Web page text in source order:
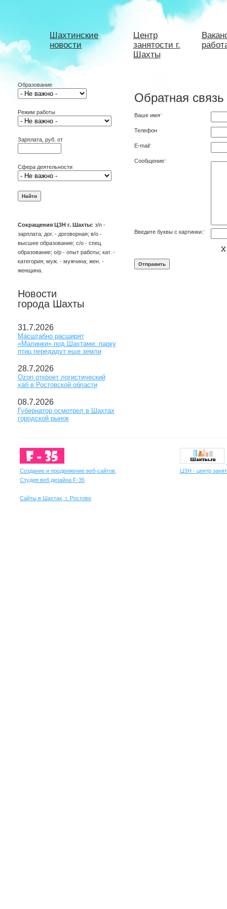
Шахтинские
новости
Центр
занятости г.
Шахты
Образование
Режим работы
Зарплата, руб. от
Сфера деятельности
Сокращения ЦЗН г. Шахты: з/п -
зарплата; дог. - договорная; в/о -
высшее образование; с/о - спец.
образование; о/р - опыт работы; кат. -
категория; муж. - мужчина; жен. -
женщина.
Новости
города Шахты
31.7.2026
Масштабно расширят
«Малинки» под Шахтами: парку
птиц передадут еще земли
28.7.2026
Ozon откроет логистический
хаб в Ростовской области
08.7.2026
Губернатор осмотрел в Шахтах
городской рынок
Обратная связь
Ваше имя*
Телефон
E-mail*
Сообщение*
Введите буквы с картинки:*
Создание и продвижение веб-сайтов,
Студия веб дизайна F-35
Сайты в Шахтах, г. Ростове
ЦЗН - центр